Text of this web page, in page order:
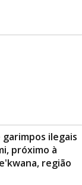
ilegais
próximo à
região